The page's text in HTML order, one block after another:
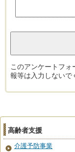
このアンケートフ
報等は入力しないで
高齢者支援
介護予防事業